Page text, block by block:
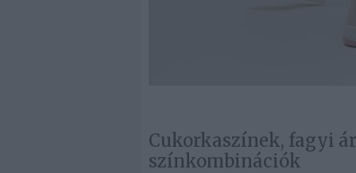
Cukorkaszínek, fagyi
színkombinációk